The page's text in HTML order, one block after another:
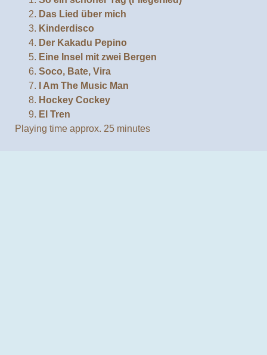
Das Lied über mich
Kinderdisco
Der Kakadu Pepino
Eine Insel mit zwei Bergen
Soco, Bate, Vira
I Am The Music Man
Hockey Cockey
El Tren
Playing time approx. 25 minutes